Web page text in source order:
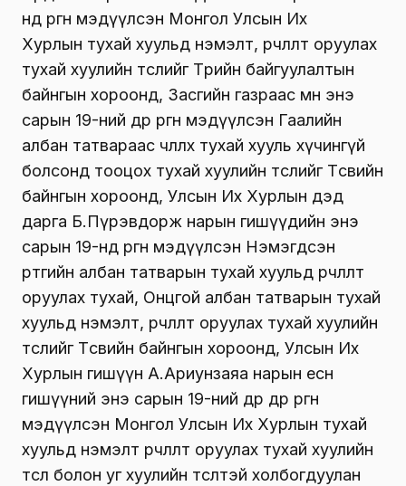
нд өргөн мэдүүлсэн Монгол Улсын Их
Хурлын тухай хуульд нэмэлт, өөрчлөлт оруулах
тухай хуулийн төслийг Төрийн байгуулалтын
байнгын хороонд, Засгийн газраас мөн энэ
сарын 19-ний өдөр өргөн мэдүүлсэн Гаалийн
албан татвараас чөлөөлөх тухай хууль хүчингүй
болсонд тооцох тухай хуулийн төслийг Төсвийн
байнгын хороонд, Улсын Их Хурлын дэд
дарга Б.Пүрэвдорж нарын гишүүдийн энэ
сарын 19-нд өргөн мэдүүлсэн Нэмэгдсэн
өртгийн албан татварын тухай хуульд өөрчлөлт
оруулах тухай, Онцгой албан татварын тухай
хуульд нэмэлт, өөрчлөлт оруулах тухай хуулийн
төслийг Төсвийн байнгын хороонд, Улсын Их
Хурлын гишүүн А.Ариунзаяа нарын есөн
гишүүний энэ сарын 19-ний өдөр өдөр өргөн
мэдүүлсэн Монгол Улсын Их Хурлын тухай
хуульд нэмэлт өөрчлөлт оруулах тухай хуулийн
төсөл болон уг хуулийн төсөлтэй холбогдуулан